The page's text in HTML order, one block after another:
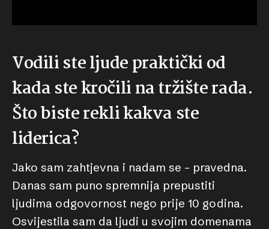
Vodili ste ljude praktički od
kada ste kročili na tržište rada.
Što biste rekli kakva ste
liderica?
Jako sam zahtjevna i nadam se – pravedna.
Danas sam puno spremnija prepustiti
ljudima odgovornost nego prije 10 godina.
Osvijestila sam da ljudi u svojim domenama